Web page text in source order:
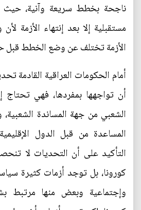
ناجحة بخطط سريعة وآنية،
مستقبلية إلا بعد إنتهاء الأزمة
الأزمة تختلف عن وضع الخطط قبل
أمام الحكومات العراقية القادمة
أن تواجهها بمفردها، فهي تحتاج
الشعبي من جهة المساندة
المساعدة من قبل الدول
التأكيد على أن التحديات لا
كورونا، بل توجد أزمات كثيرة
وإجتماعية وبعض منها مرتبط